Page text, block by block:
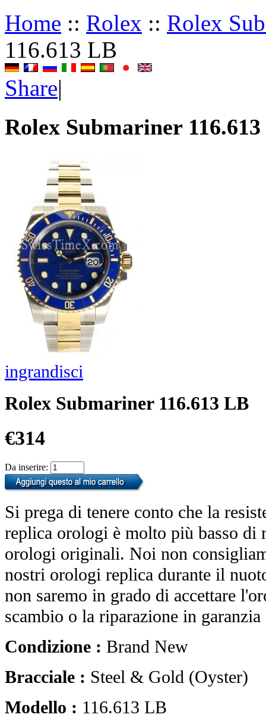
Home :: Rolex :: Rolex
116.613 LB
Share|
Rolex Submariner
ingrandisci
Rolex Submariner 116.613 LB
€314
Da inserire:
Si prega di tenere conto che la
replica orologi è molto più basso di
orologi originali. Noi non
nostri orologi replica durante il
non saremo in grado di accettare
scambio o la riparazione in
Condizione : Brand New
Bracciale : Steel & Gold (Oyster)
Modello : 116.613 LB